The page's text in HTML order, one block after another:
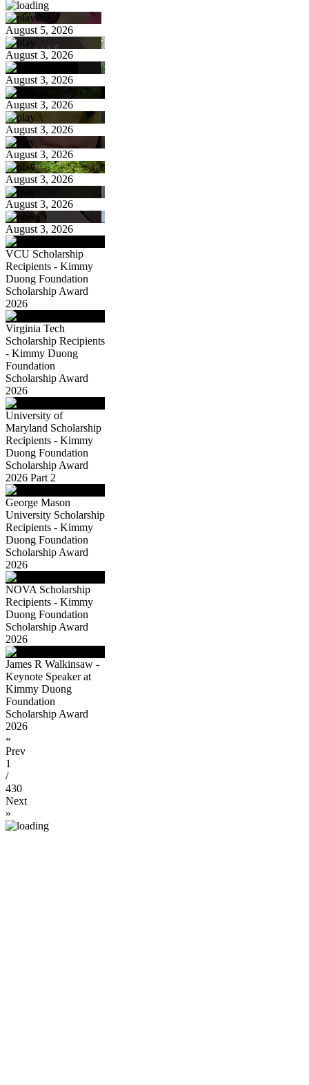
August 5, 2026
August 3, 2026
August 3, 2026
August 3, 2026
August 3, 2026
August 3, 2026
August 3, 2026
August 3, 2026
August 3, 2026
VCU Scholarship
Recipients - Kimmy
Duong Foundation
Scholarship Award
2026
Virginia Tech
Scholarship Recipients
- Kimmy Duong
Foundation
Scholarship Award
2026
University of
Maryland Scholarship
Recipients - Kimmy
Duong Foundation
Scholarship Award
2026 Part 2
George Mason
University Scholarship
Recipients - Kimmy
Duong Foundation
Scholarship Award
2026
NOVA Scholarship
Recipients - Kimmy
Duong Foundation
Scholarship Award
2026
James R Walkinsaw -
Keynote Speaker at
Kimmy Duong
Foundation
Scholarship Award
2026
«
Prev
1
/
430
Next
»